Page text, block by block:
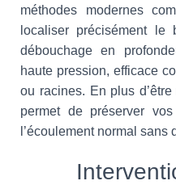
méthodes modernes
localiser précisément
débouchage en
haute pression, efficace
ou racines. En plus
permet de préserver
l’écoulement normal sans